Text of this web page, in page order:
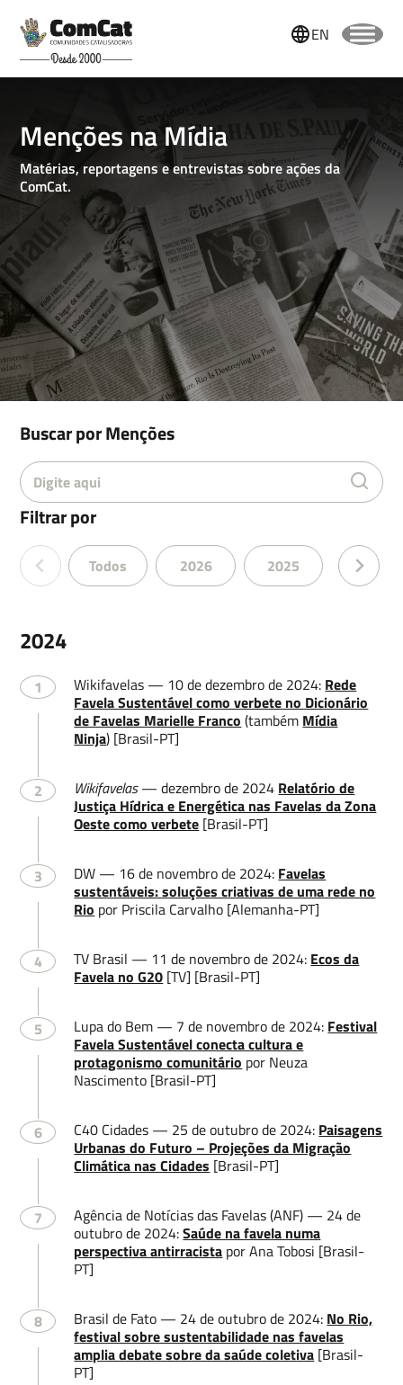
EN
Menções na Mídia
Matérias, reportagens e entrevistas sobre ações da
ComCat.
Filtrar por
Todos 2026 2025 2024
Buscar por Menções
2024
1 Wikifavelas — 10 de dezembro de 2024: Rede
Favela Sustentável como verbete no Dicionário
de Favelas Marielle Franco (também Mídia
Ninja) [Brasil-PT]
2 Wikifavelas— dezembro de 2024 Relatório de
Justiça Hídrica e Energética nas Favelas da Zona
Oeste como verbete [Brasil-PT]
3 DW — 16 de novembro de 2024: Favelas
sustentáveis: soluções criativas de uma rede no
Rio por Priscila Carvalho [Alemanha-PT]
4 TV Brasil — 11 de novembro de 2024: Ecos da
Favela no G20 [TV] [Brasil-PT]
5 Lupa do Bem — 7 de novembro de 2024: Festival
Favela Sustentável conecta cultura e
protagonismo comunitário por Neuza
Nascimento [Brasil-PT]
6 C40 Cidades — 25 de outubro de 2024: Paisagens
Urbanas do Futuro – Projeções da Migração
Climática nas Cidades [Brasil-PT]
7
Agência de Notícias das Favelas (ANF) — 24 de
outubro de 2024:Saúde na favela numa
perspectiva antirracista por Ana Tobosi [Brasil-
PT]
8 Brasil de Fato — 24 de outubro de 2024: No Rio,
festival sobre sustentabilidade nas favelas
amplia debate sobre da saúde coletiva [Brasil-
PT]
Nome
Sobrenome
Email
Deixe uma mensagem